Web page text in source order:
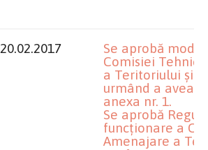
20.02.2017
Se aprobă
Comisiei
a Teritoriului şi
urmând a avea
anexa nr. 1.
Se aprobă
funcţionare a
Amenajare a